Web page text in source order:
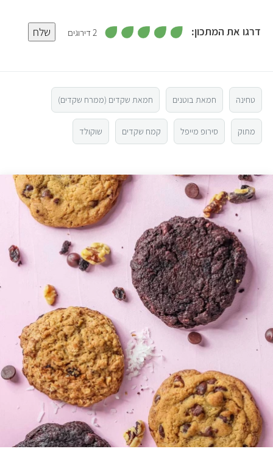
דרגו את המתכון:
3
2
1
2 דירוגים 5 שלח
טחינה חמאת בוטנים חמאת שקדים (ממרח שקדים)
מתוק סירופ מייפל קמח שקדים שוקולד